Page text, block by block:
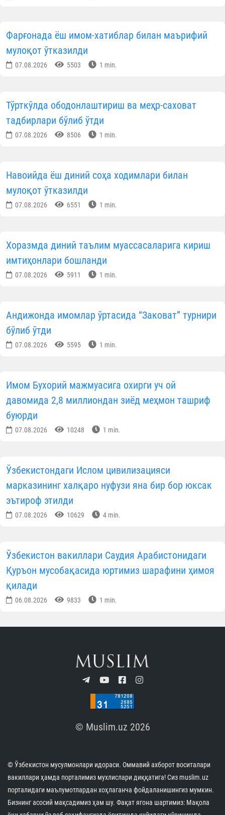
Фарғонада ёш имом-хатиблар билан маърифий
мулоқот ўтказилди
07.08.2026 5503 1 min.
Тўрткўлда ободонлаштириш ва меҳр-саховат
тадбирлари бўлиб ўтди
07.08.2026 8506 1 min.
Навоийда ёш диний соҳа ходимлари билан
мулоқот ўтказилди
07.08.2026 6551 1 min.
Хоразмда диний таълим муассасаларига кириш
имтиҳонлари бошланди
07.08.2026 5911 1 min.
Андижонда имомлар ўртасида “Заковат” турнири
бўлиб ўтди
07.08.2026 5595 1 min.
Имом Бухорий мажмуасига охирги уч ой
давомида 2,8 миллиондан зиёд меҳмон ташриф
буюрди
07.08.2026 10248 1 min.
Ўзбекистондаги Ислом цивилизацияси
марказининг халқаро нуфузи яна бир бор юксак
эътироф этилди
07.08.2026 10629 4 min.
Ўзбекистон вакиллари Саудия Арабистонидаги
Қуръон мусобақасида юртимиз шарафини ҳимоя
қилади
06.08.2026 9833 1 min.
© Muslim.uz 2026
© Ўзбекистон мусулмонлари идораси. Оммавий ахборот воситалари
вакиллари ҳамда порталимиз мухлислари диққатига! Сиз muslim.uz
порталидаги маълумотлардан хоҳлаганча фойдаланишингиз мумкин.
Бизнинг асосий мақсадимиз ҳам шу. Фақат ягона шартимиз: Мақола